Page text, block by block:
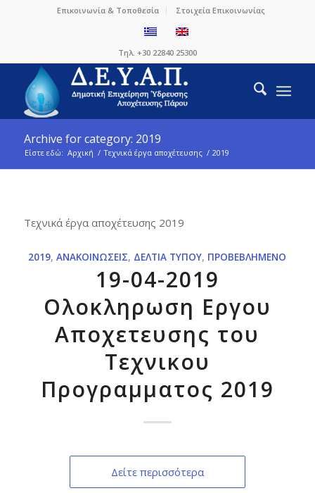
Επικοινωνία & Τοποθεσία Στοιχεία Επικοινωνίας
Τηλ. +30 22840 25300
Archive for category: 2019
Είστε εδώ: Αρχική / Τεχνικά έργα αποχέτευσης / 2019
Τεχνικά έργα αποχέτευσης 2019
2019,ΑΝΑΚΟΙΝΏΣΕΙΣ, ΔΕΛΤΊΑ ΤΎΠΟΥ, ΠΡΟΒΕΒΛΗΜΈΝΟ
19-04-2019
Ολοκληρωση Εργου
Αποχετευσης του
Τεχνικου
Προγραμματος 2019
Δείτε περισσότερα